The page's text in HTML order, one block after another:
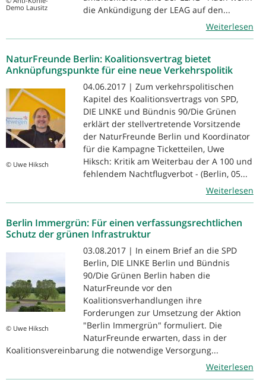
Demo Lausitz
die Ankündigung der LEAG auf den...
Weiterlesen
NaturFreunde Berlin: Koalitionsvertrag bietet
Anknüpfungspunkte für eine neue Verkehrspolitik
© Uwe Hiksch
04.06.2017 | Zum verkehrspolitischen
Kapitel des Koalitionsvertrags von SPD,
DIE LINKE und Bündnis 90/Die Grünen
erklärt der stellvertretende Vorsitzende
der NaturFreunde Berlin und Koordinator
für die Kampagne Ticketteilen, Uwe
Hiksch: Kritik am Weiterbau der A 100 und
fehlendem Nachtflugverbot - (Berlin, 05...
Weiterlesen
Berlin Immergrün: Für einen verfassungsrechtlichen
Schutz der grünen Infrastruktur
© Uwe Hiksch
03.08.2017 | In einem Brief an die SPD
Berlin, DIE LINKE Berlin und Bündnis
90/Die Grünen Berlin haben die
NaturFreunde vor den
Koalitionsverhandlungen ihre
Forderungen zur Umsetzung der Aktion
"Berlin Immergrün" formuliert. Die
NaturFreunde erwarten, dass in der
Koalitionsvereinbarung die notwendige Versorgung...
Weiterlesen